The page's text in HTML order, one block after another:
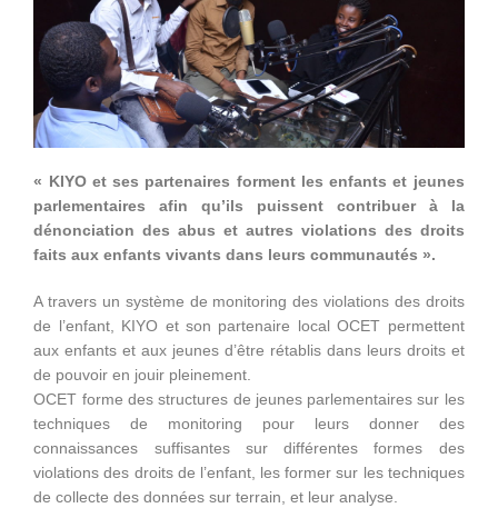
« KIYO et ses partenaires forment les enfants et jeunes
parlementaires afin qu’ils puissent contribuer à la
dénonciation des abus et autres violations des droits
faits aux enfants vivants dans leurs communautés ».
A travers un système de monitoring des violations des droits
de l’enfant, KIYO et son partenaire local OCET permettent
aux enfants et aux jeunes d’être rétablis dans leurs droits et
de pouvoir en jouir pleinement.
OCET forme des structures de jeunes parlementaires sur les
techniques de monitoring pour leurs donner des
connaissances suffisantes sur différentes formes des
violations des droits de l’enfant, les former sur les techniques
de collecte des données sur terrain, et leur analyse.